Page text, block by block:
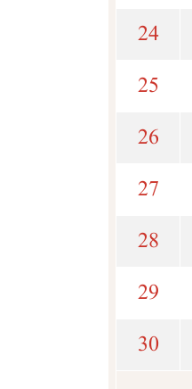
24
25
26
27
28
29
30